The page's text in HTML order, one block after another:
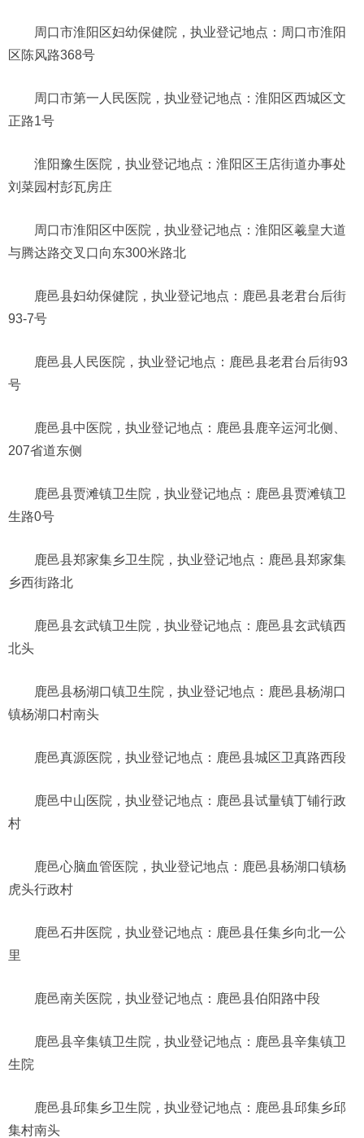
周口市淮阳区妇幼保健院，执业登记地点：周口市淮阳
区陈风路368号
周口市第一人民医院，执业登记地点：淮阳区西城区文
正路1号
淮阳豫生医院，执业登记地点：淮阳区王店街道办事处
刘菜园村彭瓦房庄
周口市淮阳区中医院，执业登记地点：淮阳区羲皇大道
与腾达路交叉口向东300米路北
鹿邑县妇幼保健院，执业登记地点：鹿邑县老君台后街
93-7号
鹿邑县人民医院，执业登记地点：鹿邑县老君台后街93
号
鹿邑县中医院，执业登记地点：鹿邑县鹿辛运河北侧、
207省道东侧
鹿邑县贾滩镇卫生院，执业登记地点：鹿邑县贾滩镇卫
生路0号
鹿邑县郑家集乡卫生院，执业登记地点：鹿邑县郑家集
乡西街路北
鹿邑县玄武镇卫生院，执业登记地点：鹿邑县玄武镇西
北头
鹿邑县杨湖口镇卫生院，执业登记地点：鹿邑县杨湖口
镇杨湖口村南头
鹿邑真源医院，执业登记地点：鹿邑县城区卫真路西段
鹿邑中山医院，执业登记地点：鹿邑县试量镇丁铺行政
村
鹿邑心脑血管医院，执业登记地点：鹿邑县杨湖口镇杨
虎头行政村
鹿邑石井医院，执业登记地点：鹿邑县任集乡向北一公
里
鹿邑南关医院，执业登记地点：鹿邑县伯阳路中段
鹿邑县辛集镇卫生院，执业登记地点：鹿邑县辛集镇卫
生院
鹿邑县邱集乡卫生院，执业登记地点：鹿邑县邱集乡邱
集村南头